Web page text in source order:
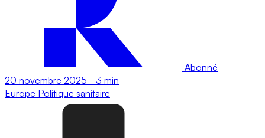
Abonné
20 novembre 2025 - 3 min
Europe Politique sanitaire